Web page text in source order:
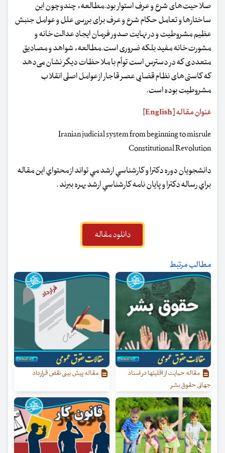
صلاحیت‌های شرع و عرف استوار بود.مطالعهء چندوچون این
ساختارها و تعامل حکام شرع و عرف برای بررسی علل و عوامل جنبش‌
عظیم مشروطیت و در نهایت صدور فرمان ایجاد عدالت‌خانه و
مشورت‌خانه مفید بلکه‌ ضروری است.مطالعهء شواهد و مصادیق
متعددی که در دسترس است توأم با ملاحظات‌ دیگر نشان می‌دهد
که کاستی‌های نظام قضایی عصر قاجار از عوامل اصلی انقلاب‌
مشروطیت بوده است.
عنوان مقاله [English]
Iranian judicial system from beginning to misrule
Constitutional Revolution
دانشجويان دوره دكترا و كارشناسي ارشد مي تواند از محتواي اين مقاله
براي رساله دكترا و پايان نامه كارشناسي ارشد بهره ببرند .
دانلود مقاله
مطالب مرتبط
مقاله حمایت از اقلیتها در اسناد
جهانی حقوق بشر
مقاله پیش‌ بینی نقض قرارداد